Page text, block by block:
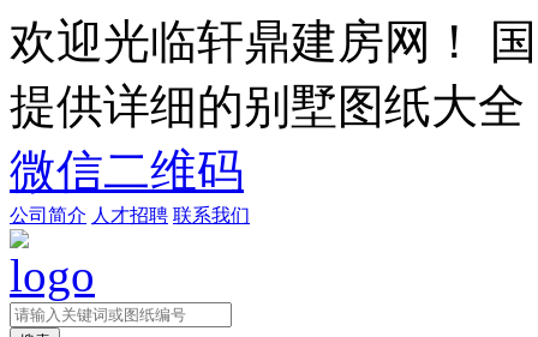
欢迎光临轩鼎建房网！
提供详细的别墅图纸大
微信二维码
公司简介 人才招聘 联系我们